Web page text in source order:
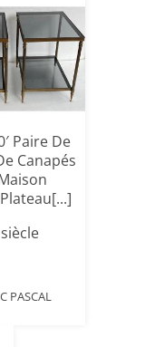
Paire De
Canapés
PASCAL